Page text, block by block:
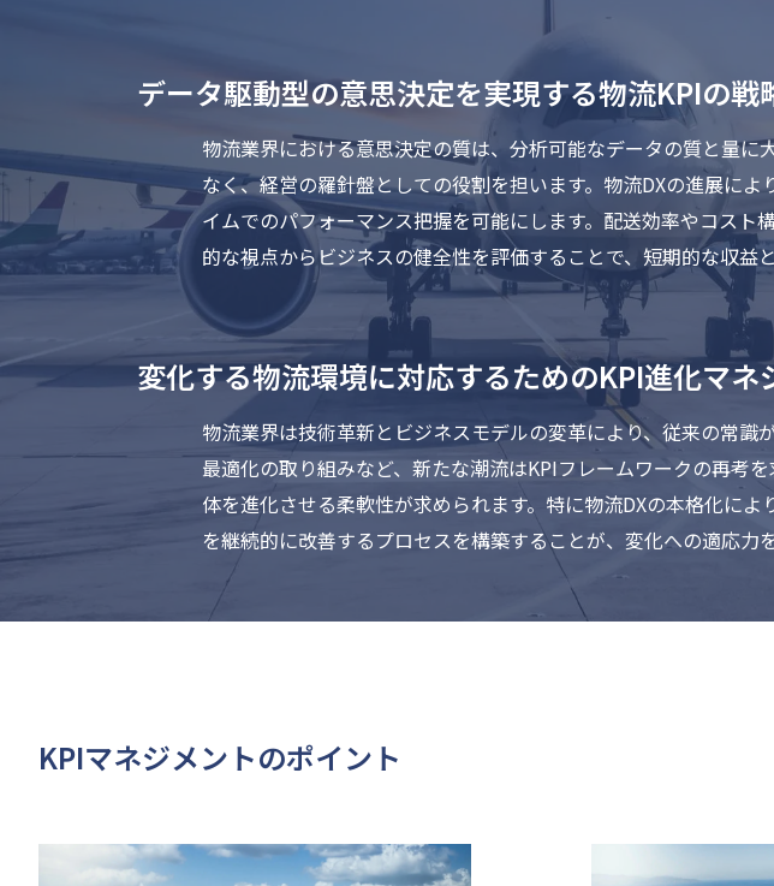
データ駆動型の意思決定を実現する物流KPIの戦
物流業界における意思決定の質は、分析可能なデータの質と量
なく、経営の羅針盤としての役割を担います。物流DXの進展に
イムでのパフォーマンス把握を可能にします。配送効率やコス
的な視点からビジネスの健全性を評価することで、短期的な収益
変化する物流環境に対応するためのKPI進化マネ
物流業界は技術革新とビジネスモデルの変革により、従来の常
最適化の取り組みなど、新たな潮流はKPIフレームワークの再考
体を進化させる柔軟性が求められます。特に物流DXの本格化に
を継続的に改善するプロセスを構築することが、変化への適応力
KPIマネジメントのポイント